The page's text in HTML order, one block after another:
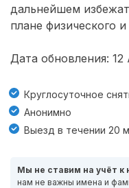
дальнейшем
плане физического
Дата обновления: 12
Круглосуточное
Анонимно
Выезд в течении 20
Мы не ставим на учёт к
нам не важны имена и